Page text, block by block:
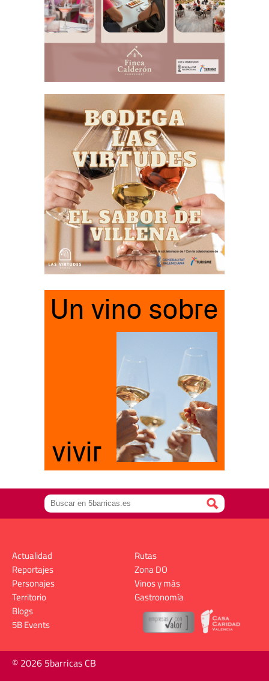
Actualidad
Reportajes
Personajes
Territorio
Rutas
Zona DO
Vinos y más
Gastronomía
Blogs
5B Events
© 2026 5barricas CB